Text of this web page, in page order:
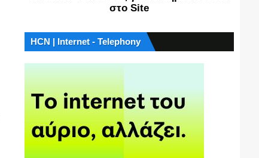
στο Site
HCN | Internet - Telephony